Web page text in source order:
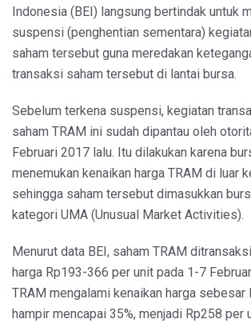
Indonesia (BEI) langsung bertindak untuk
suspensi (penghentian sementara)
saham tersebut guna meredakan
transaksi saham tersebut di lantai bursa.
Sebelum terkena suspensi, kegiatan
saham TRAM ini sudah dipantau oleh
Februari 2017 lalu. Itu dilakukan karena
menemukan kenaikan harga TRAM di luar
sehingga saham tersebut dimasukkan
kategori UMA (Unusual Market Activities).
Menurut data BEI, saham TRAM
harga Rp193-366 per unit pada 1-7
TRAM mengalami kenaikan harga sebesar
hampir mencapai 35%, menjadi Rp258 per